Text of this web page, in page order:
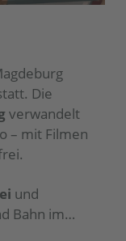
Die
verwandelt
– mit Filmen
und
Bahn im…